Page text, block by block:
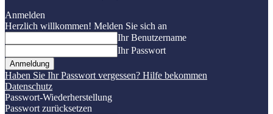
Anmelden
Herzlich willkommen! Melden Sie sich an
Ihr Benutzername
Ihr Passwort
Haben Sie Ihr Passwort vergessen? Hilfe bekommen
Datenschutz
Passwort-Wiederherstellung
Passwort zurücksetzen